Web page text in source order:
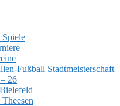
Fußball Stadtmeisterschaft
26